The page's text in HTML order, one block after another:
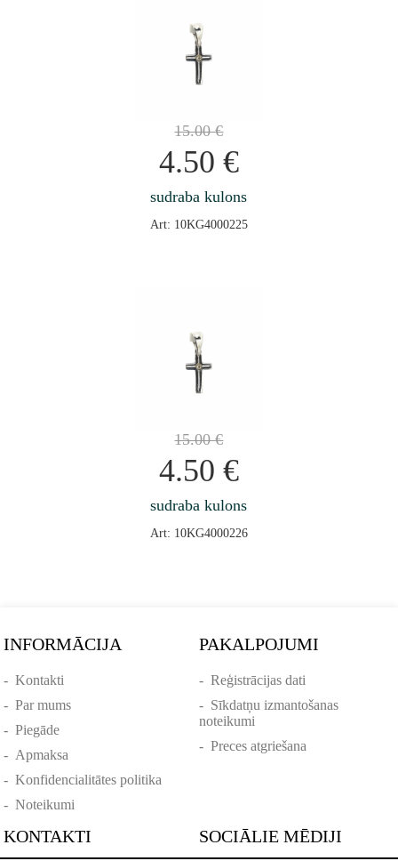
15.00€
4.50 €
sudraba kulons
Art: 10KG4000225
15.00€
4.50 €
sudraba kulons
Art: 10KG4000226
INFORMĀCIJA
-Kontakti
-Par mums
-Piegāde
- Apmaksa
-Konfidencialitātes politika
-Noteikumi
PAKALPOJUMI
- Reģistrācijas dati
- Sīkdatņu izmantošanas
noteikumi
- Preces atgriešana
KONTAKTI SOCIĀLIE MĒDIJI